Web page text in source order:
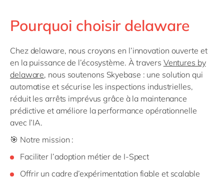
Pourquoi choisir delaware
Chez delaware, nous croyons en l’innovation ouverte et
en la puissance de l’écosystème. À travers Ventures by
delaware, nous soutenons Skyebase : une solution qui
automatise et sécurise les inspections industrielles,
réduit les arrêts imprévus grâce à la maintenance
prédictive et améliore la performance opérationnelle
avec l’IA.
🎯 Notre mission :
Faciliter l’adoption métier de I‑Spect
Offrir un cadre d’expérimentation fiable et scalable